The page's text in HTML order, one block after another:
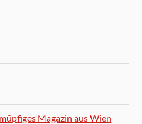
Magazin aus Wien